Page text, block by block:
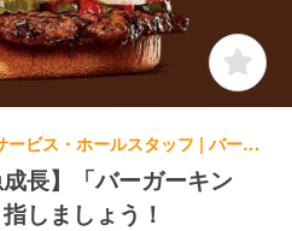
ファストフード | レストランサービス・ホールスタッフ | バーガーキング 新宿東口店
長】「バーガーキン
しましょう！